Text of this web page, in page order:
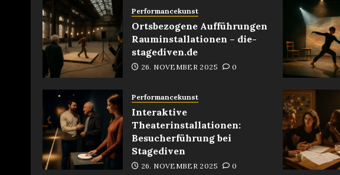
Performancekunst
Ortsbezogene Aufführungen
Rauminstallationen – die-
stagediven.de
26. NOVEMBER 2025 0
Performancekunst
Interaktive
Theaterinstallationen:
Besucherführung bei
Stagediven
26. NOVEMBER 2025 0